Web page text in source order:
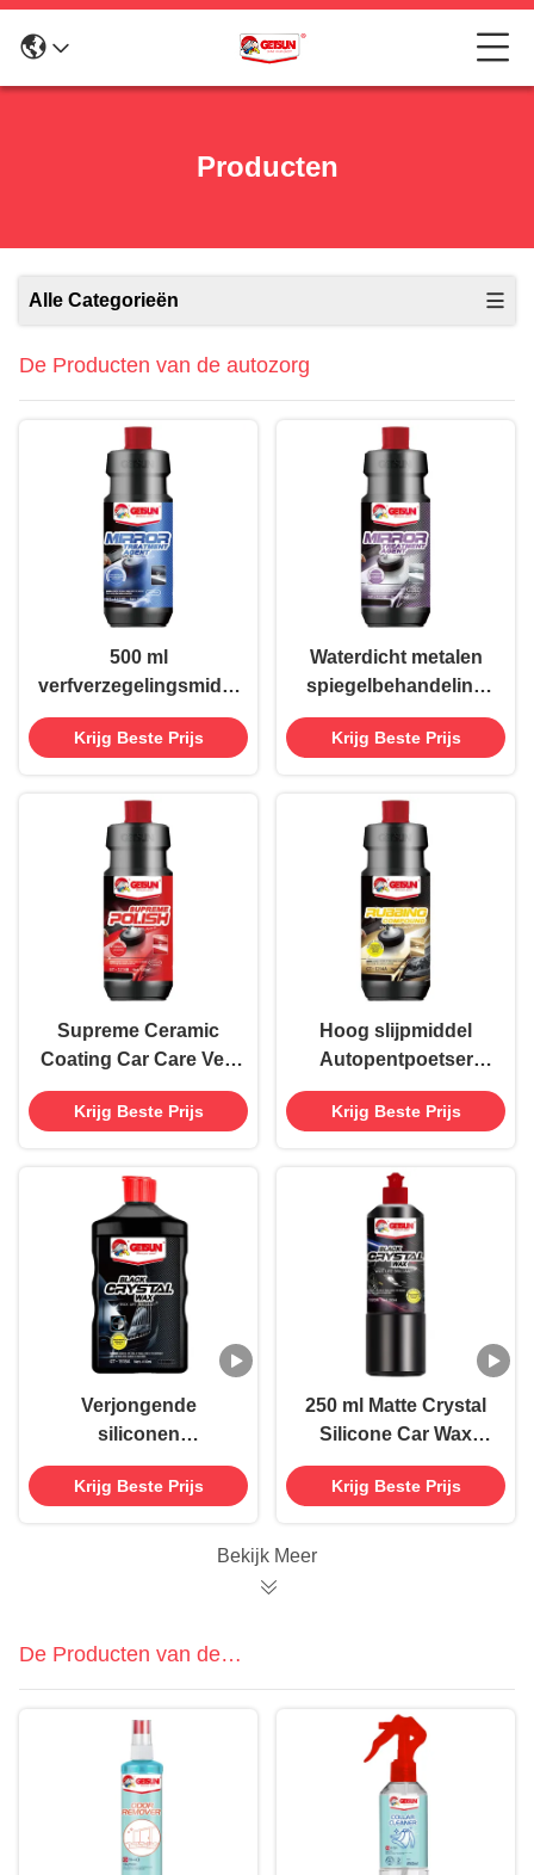
Producten
Alle Categorieën
De Producten van de autozorg
500 ml
verfverzegelingsmiddelen
voor autoverzorging
spiegelbehandeling
kleur
Krijg Beste Prijs
Waterdicht metalen
spiegelbehandeling
auto
poetsverbindingsmiddel
Krijg Beste Prijs
Supreme Ceramic
Coating Car Care Verf
Poetscherm
Schramverwijder Wax
Krijg Beste Prijs
Hoog slijpmiddel
Autopentpoetser
Schramverwijder Wax
wrijvende verbinding
Krijg Beste Prijs
Verjongende
siliconen
autoverzorgingsverf
Crystal Wax Polish
Krijg Beste Prijs
250 ml Matte Crystal
Silicone Car Wax
Polish
Verfbeschermer
Krijg Beste Prijs
Bekijk Meer
De Producten van de
huishoudenzorg